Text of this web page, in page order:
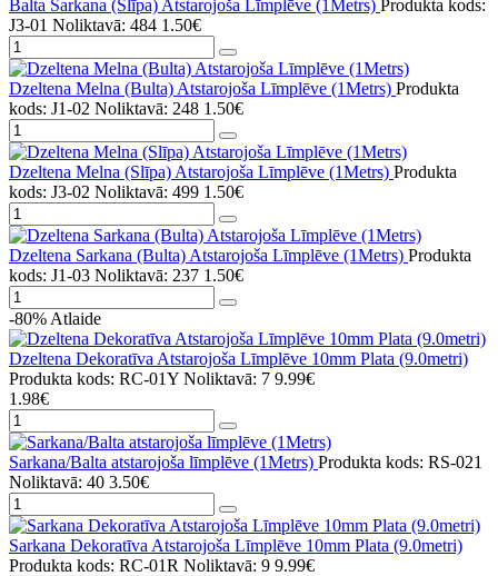
Balta Sarkana (Slīpa) Atstarojoša Līmplēve (1Metrs) Produkta kods:
J3-01 Noliktavā: 484 1.50€
Dzeltena Melna (Bulta) Atstarojoša Līmplēve (1Metrs) Produkta
kods: J1-02 Noliktavā: 248 1.50€
Dzeltena Melna (Slīpa) Atstarojoša Līmplēve (1Metrs) Produkta
kods: J3-02 Noliktavā: 499 1.50€
Dzeltena Sarkana (Bulta) Atstarojoša Līmplēve (1Metrs) Produkta
kods: J1-03 Noliktavā: 237 1.50€
-80% Atlaide
Dzeltena Dekoratīva Atstarojoša Līmplēve 10mm Plata (9.0metri)
Produkta kods: RC-01Y Noliktavā: 7 9.99€
1.98€
Sarkana/Balta atstarojoša līmplēve (1Metrs) Produkta kods: RS-021
Noliktavā: 40 3.50€
Sarkana Dekoratīva Atstarojoša Līmplēve 10mm Plata (9.0metri)
Produkta kods: RC-01R Noliktavā: 9 9.99€